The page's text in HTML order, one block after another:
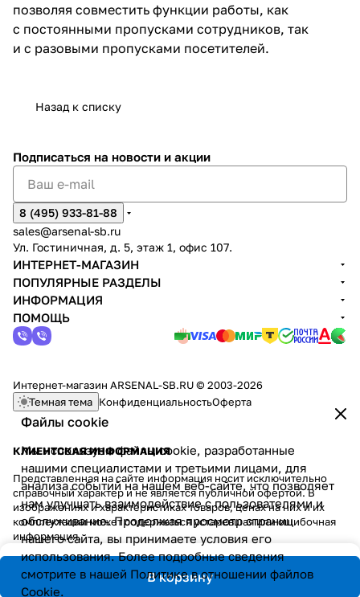
позволяя совместить функции работы, как
с постоянными пропусками сотрудников, так
и с разовыми пропусками посетителей.
Назад к списку
В корзину
Файлы cookie
Мы используем файлы cookie, разработанные
нашими специалистами и третьими лицами, для
анализа событий на нашем веб-сайте, что позволяет
нам улучшать взаимодействие с пользователями и
обслуживание. Продолжая просмотр страниц
нашего сайта, вы принимаете условия его
использования. Более подробные сведения
смотрите в нашей Политике в отношении файлов
Cookie.
Подписаться на новости и акции
8 (495) 933-81-88
sales@arsenal-sb.ru
Ул. Гостиничная, д. 5, этаж 1, офис 107.
ИНТЕРНЕТ-МАГАЗИН
ПОПУЛЯРНЫЕ РАЗДЕЛЫ
ИНФОРМАЦИЯ
ПОМОЩЬ
Интернет-магазин ARSENAL-SB.RU © 2003-2026
Темная тема КонфиденциальностьОферта
КЛИЕНТСКАЯ ИНФОРМАЦИЯ
Представленная на сайте информация носит исключительно
справочный характер и не является публичной офертой. В
изображениях и характеристиках товаров, ценах на них и их
комплектации может содержаться устаревшая или ошибочная
информация.